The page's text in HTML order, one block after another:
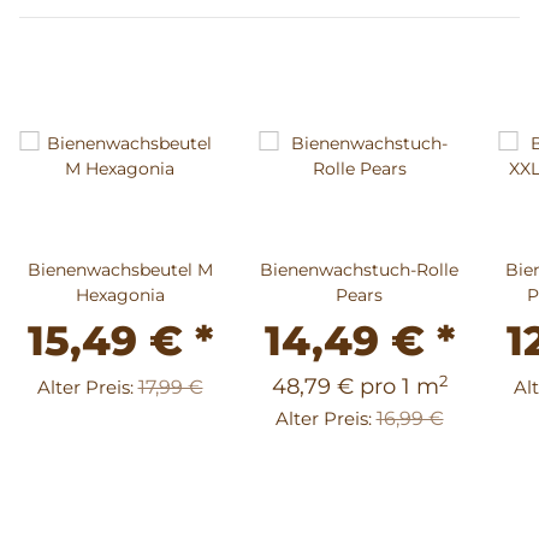
Bienenwachsbeutel M
Hexagonia
15,49 € *
Alter Preis:17,99 €
Bienenwachstuch-Rolle
Pears
14,49 € *
48,79 € pro 1 m2
Alter Preis:16,99 €